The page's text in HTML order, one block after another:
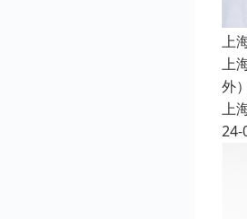
上
上
外
上
24-